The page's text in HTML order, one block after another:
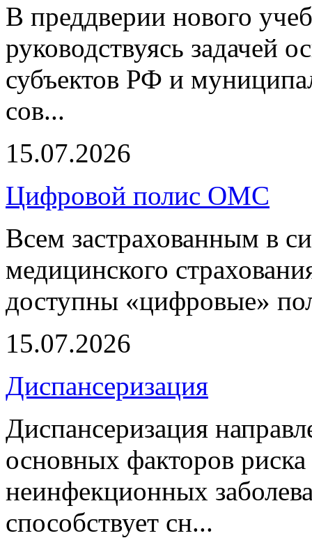
В преддверии нового
руководствуясь задачей
субъектов РФ и
сов...
15.07.2026
Цифровой полис ОМС
Всем застрахованным в
медицинского
доступны «цифровые»
15.07.2026
Диспансеризация
Диспансеризация
основных факторов
неинфекционных
способствует сн...